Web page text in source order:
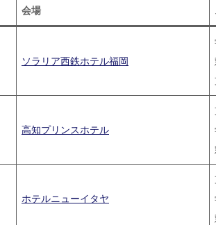
報 会場
ソラリア西鉄ホテル福岡
高知プリンスホテル
ホテルニューイタヤ